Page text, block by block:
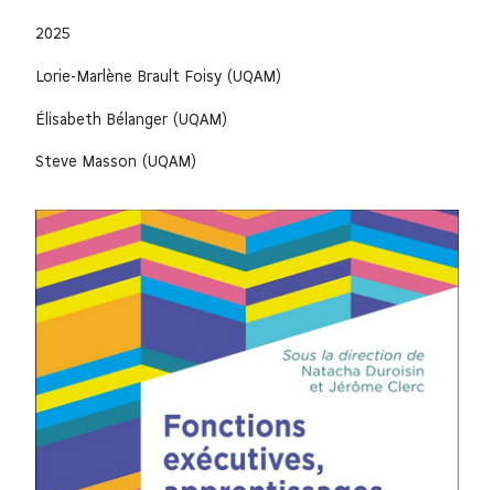
2025
Lorie-Marlène Brault Foisy (UQAM)
Élisabeth Bélanger (UQAM)
Steve Masson (UQAM)